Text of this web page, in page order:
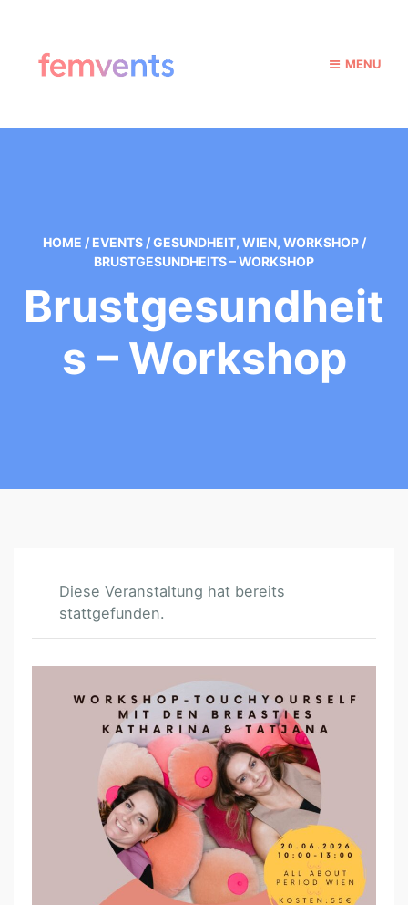
MENU
HOME / EVENTS / GESUNDHEIT, WIEN, WORKSHOP /
BRUSTGESUNDHEITS – WORKSHOP
Brustgesundheit
S – Workshop
Diese Veranstaltung hat bereits
stattgefunden.